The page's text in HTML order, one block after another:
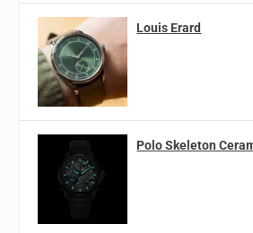
Louis Erard
Polo Skeleton